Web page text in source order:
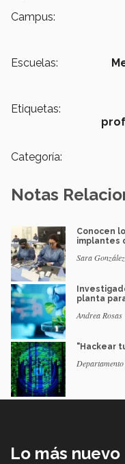
Campus:
Escuelas:
Etiquetas:
Categoría:
Notas
Conocen
implantes
Sara González
planta
Andrea Rosas
"Hackear
Lo más nuevo